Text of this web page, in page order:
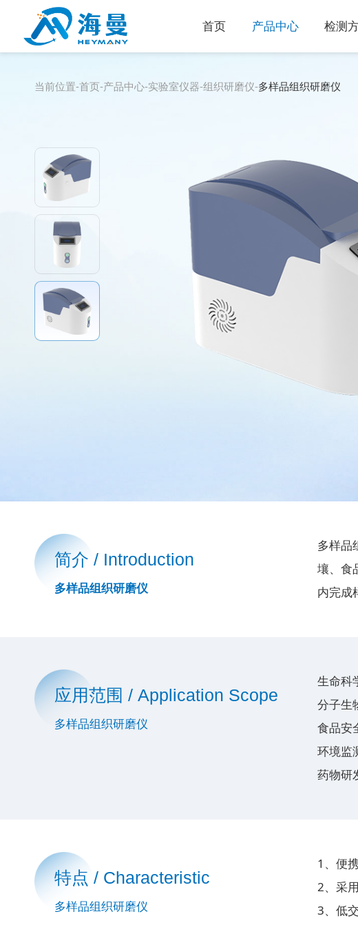
首页 产品中心 检测
当前位置-首页-产品中心-实验室仪器-组织研磨仪-多样品组织研磨仪
简介 / Introduction
多样品组织研磨仪
多样品
壤、食
内完成
应用范围 / Application Scope
多样品组织研磨仪
生命科
分子生
食品安
环境监
药物研
特点 / Characteristic
多样品组织研磨仪
1、便
2、采
3、低